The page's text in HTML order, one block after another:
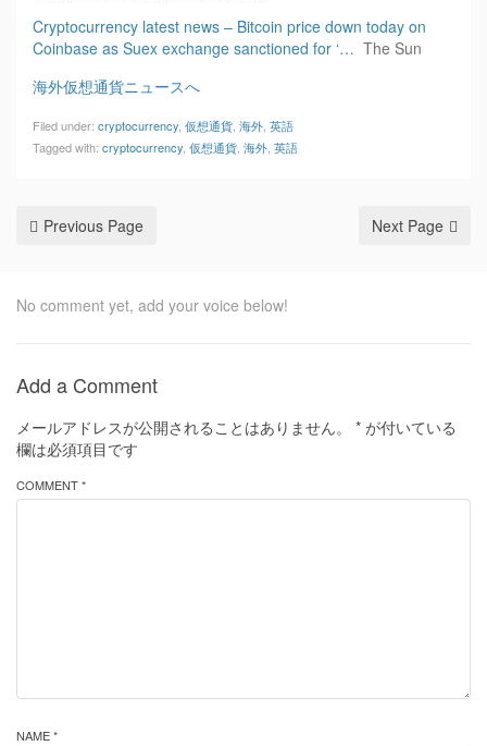
Cryptocurrency latest news – Bitcoin price down today on
Coinbase as Suex exchange sanctioned for ‘… The Sun
海外仮想通貨ニュースへ
Filed under: cryptocurrency 仮想通貨 海外 英語
Tagged with: cryptocurrency 仮想通貨 海外 英語
Previous Page Next Page
No comment yet, add your voice below!
Add a Comment
メールアドレスが公開されることはありません。 * が付いている
欄は必須項目です
COMMENT *
NAME *